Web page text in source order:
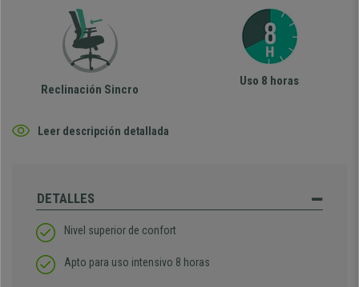
Reclinación Sincro
Uso 8 horas
Leer descripción detallada
DETALLES
Nivel superior de confort
Apto para uso intensivo 8 horas